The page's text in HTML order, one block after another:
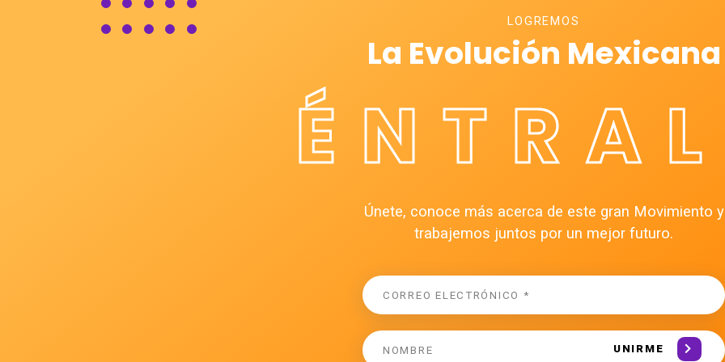
LOGREMOS
La Evolución Mexicana
Únete, conoce más acerca de este gran Movimiento y
trabajemos juntos por un mejor futuro.
UNIRME